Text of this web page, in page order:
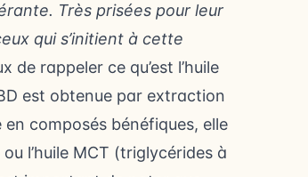
Très prisées pour leur
qui s’initient à cette
de rappeler ce qu’est l’huile
est obtenue par extraction
composés bénéfiques, elle
l’huile MCT (triglycérides à